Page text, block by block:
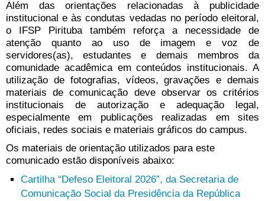
Além das orientações relacionadas à publicidade
institucional e às condutas vedadas no período eleitoral,
o IFSP Pirituba também reforça a necessidade de
atenção quanto ao uso de imagem e voz de
servidores(as), estudantes e demais membros da
comunidade acadêmica em conteúdos institucionais. A
utilização de fotografias, vídeos, gravações e demais
materiais de comunicação deve observar os critérios
institucionais de autorização e adequação legal,
especialmente em publicações realizadas em sites
oficiais, redes sociais e materiais gráficos do campus.
Os materiais de orientação utilizados para este
comunicado estão disponíveis abaixo:
Cartilha “Defeso Eleitoral 2026”, da Secretaria de
Comunicação Social da Presidência da República